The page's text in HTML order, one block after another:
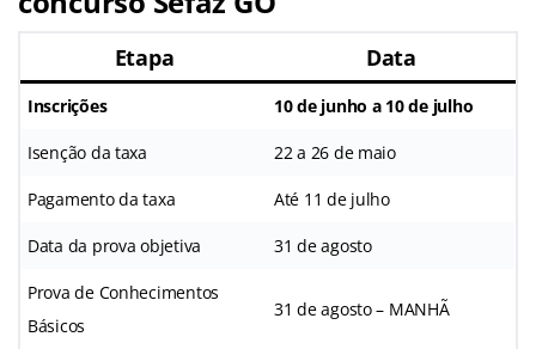
Etapa Data
Inscrições 10 de junho a 10 de julho
Isenção da taxa 22 a 26 de maio
Pagamento da taxa Até 11 de julho
Data da prova objetiva 31 de agosto
Prova de Conhecimentos
Básicos
31 de agosto – MANHÃ